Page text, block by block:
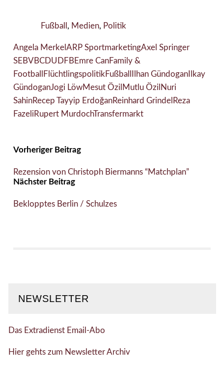
Fußball , Medien, Politik
Angela Merkel ARP SportmarketingAxel Springer
SE BVBCDU DFBEmre CanFamily &
Football
Flüchtlingspolitik Fußball Ilhan GündoganIlkay
GündoganJogi LöwMesut Özil Mutlu Özil Nuri
SahinRecep Tayyip ErdoğanReinhard Grindel Reza
Fazeli Rupert MurdochTransfermarkt
Vorheriger Beitrag
Rezension von Christoph Biermanns “Matchplan”
Nächster Beitrag
Beklopptes Berlin / Schulzes
NEWSLETTER
Das Extradienst Email-Abo
Hier gehts zum Newsletter Archiv